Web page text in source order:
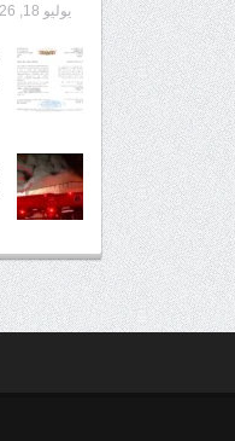
يوليو 18, 2026